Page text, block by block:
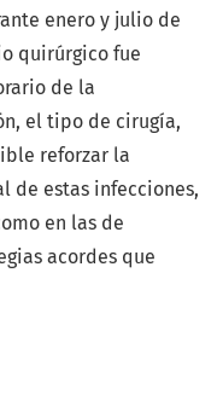
enero y julio de
quirúrgico fue
de la
el tipo de cirugía,
reforzar la
de estas infecciones,
en las de
acordes que